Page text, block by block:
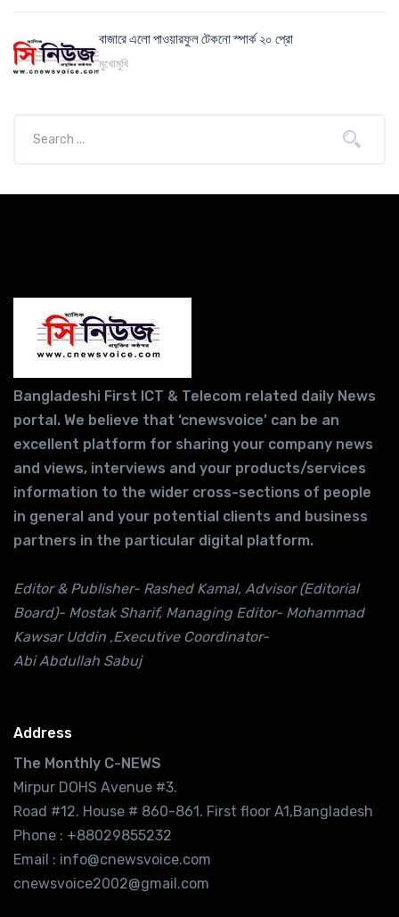
বাজারে এলো পাওয়ারফুল টেকনো স্পার্ক ২০ প্রো
মুখোমুখি
Bangladeshi First ICT & Telecom related daily News
portal. We believe that ‘cnewsvoice’ can be an
excellent platform for sharing your company news
and views, interviews and your products/services
information to the wider cross-sections of people
in general and your potential clients and business
partners in the particular digital platform.
Editor & Publisher- Rashed Kamal, Advisor (Editorial
Board)- Mostak Sharif, Managing Editor- Mohammad
Kawsar Uddin ,Executive Coordinator-
Abi Abdullah Sabuj
Address
The Monthly C-NEWS
Mirpur DOHS Avenue #3.
Road #12. House # 860-861. First floor A1,Bangladesh
Phone : +88029855232
Email : info@cnewsvoice.com
cnewsvoice2002@gmail.com